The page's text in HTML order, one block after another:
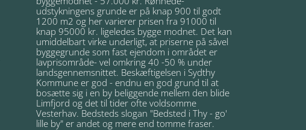
udstykningens grunde er på knap 900 til godt
1200 m2 og her varierer prisen fra 91000 til
knap 95000 kr. ligeledes bygge modnet. Det kan
umiddelbart virke underligt, at priserne på såvel
byggegrunde som fast ejendom i området er
lavprisområde- vel omkring 40 -50 % under
landsgennemsnittet. Beskæftigelsen i Sydthy
Kommune er god - endnu en god grund til at
bosætte sig i en by beliggende mellem den blide
Limfjord og det til tider ofte voldsomme
Vesterhav. Bedsteds slogan "Bedsted i Thy - go'
lille by" er andet og mere end tomme fraser.